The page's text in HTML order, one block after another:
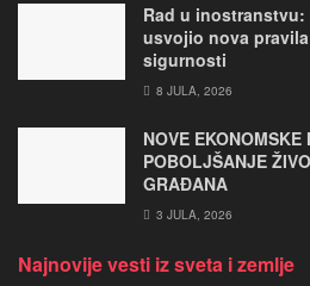
Rad u
usvojio nova
sigurnosti
8 JULA, 2026
NOVE
POBOLJŠANJE
GRAĐANA
3 JULA, 2026
Najnovije vesti iz sveta i zemlje